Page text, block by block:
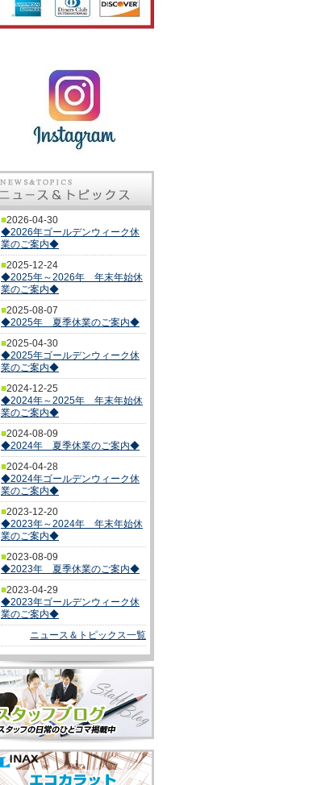
■2026-04-30
◆2026年ゴールデンウィーク休
業のご案内◆
■2025-12-24
◆2025年～2026年 年末年始休
業のご案内◆
■2025-08-07
◆2025年 夏季休業のご案内◆
■2025-04-30
◆2025年ゴールデンウィーク休
業のご案内◆
■2024-12-25
◆2024年～2025年 年末年始休
業のご案内◆
■2024-08-09
◆2024年 夏季休業のご案内◆
■2024-04-28
◆2024年ゴールデンウィーク休
業のご案内◆
■2023-12-20
◆2023年～2024年 年末年始休
業のご案内◆
■2023-08-09
◆2023年 夏季休業のご案内◆
■2023-04-29
◆2023年ゴールデンウィーク休
業のご案内◆
ニュース＆トピックス一覧